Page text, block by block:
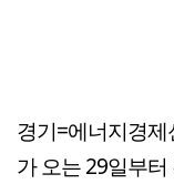
경기=에너지경
가 오는 29일부